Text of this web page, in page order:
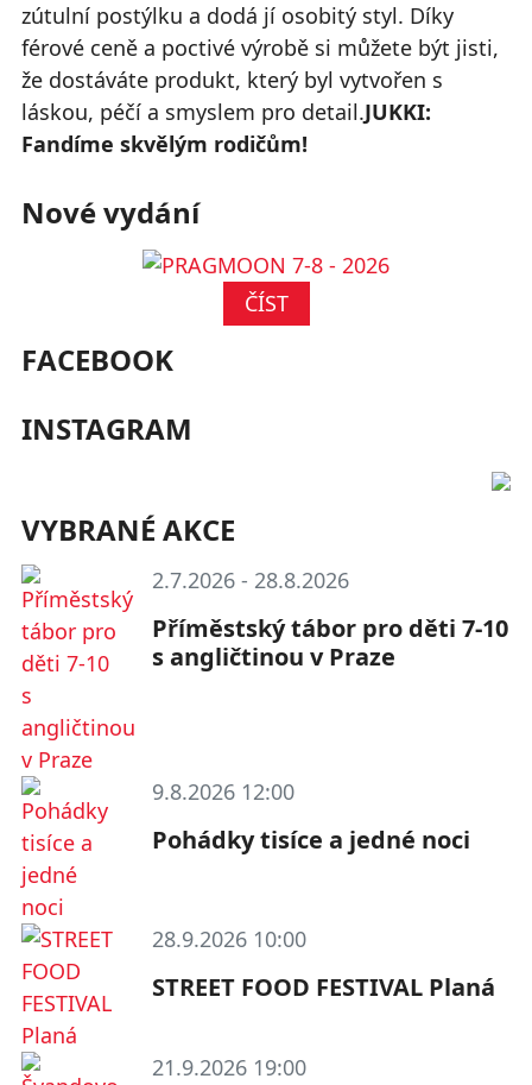
zútulní postýlku a dodá jí osobitý styl. Díky
férové ceně a poctivé výrobě si můžete být jisti,
že dostáváte produkt, který byl vytvořen s
láskou, péčí a smyslem pro detail.JUKKI:
Fandíme skvělým rodičům!
Nové vydání
ČÍST
FACEBOOK
INSTAGRAM
VYBRANÉ AKCE
2.7.2026 - 28.8.2026
Příměstský tábor pro děti 7-10
s angličtinou v Praze
9.8.2026 12:00
Pohádky tisíce a jedné noci
28.9.2026 10:00
STREET FOOD FESTIVAL Planá
21.9.2026 19:00